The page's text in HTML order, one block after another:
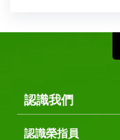
認識我們
認識榮指員